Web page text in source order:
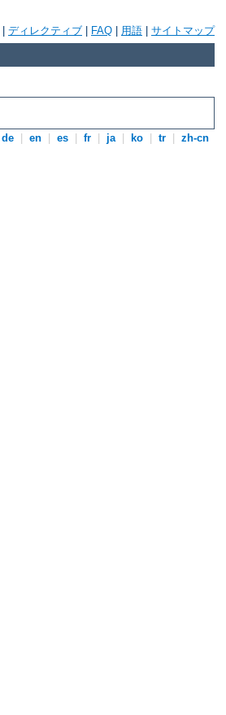
ディレクティブ FAQ 用語 サイトマップ
de en es fr ja ko tr zh-cn